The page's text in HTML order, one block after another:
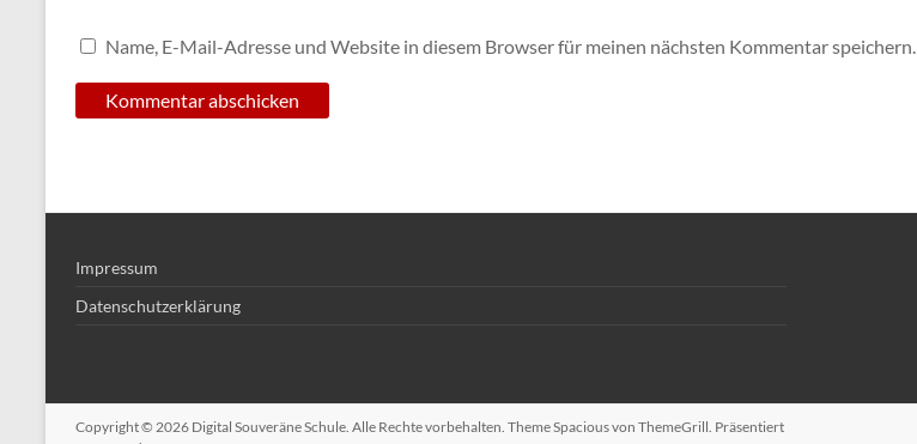
Name, E-Mail-Adresse und Website in diesem Browser für meinen nächsten Kommentar speichern.
Impressum
Datenschutzerklärung
Copyright © 2026 Digital Souveräne Schule. Alle Rechte vorbehalten. ThemeSpaciousvon ThemeGrill. Präsentiert